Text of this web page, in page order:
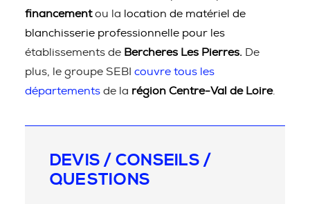
financementou la location de matériel de
blanchisserie professionnelle pour les
établissements de Bercheres Les Pierres. De
plus, le groupe SEBI couvre tous les
départements de la région Centre-Val de Loire.
DEVIS / CONSEILS /
QUESTIONS